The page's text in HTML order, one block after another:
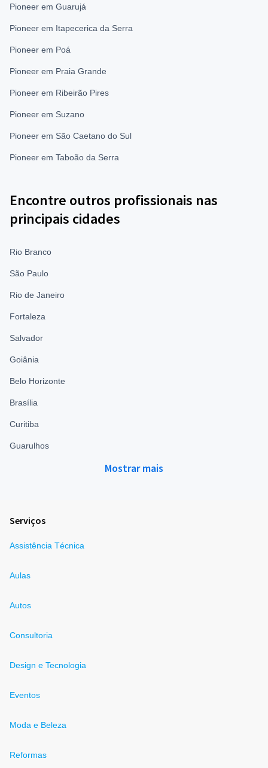
Pioneer em Guarujá
Pioneer em Itapecerica da Serra
Pioneer em Poá
Pioneer em Praia Grande
Pioneer em Ribeirão Pires
Pioneer em Suzano
Pioneer em São Caetano do Sul
Pioneer em Taboão da Serra
Encontre outros profissionais nas
principais cidades
Rio Branco
São Paulo
Rio de Janeiro
Fortaleza
Salvador
Goiânia
Belo Horizonte
Brasília
Curitiba
Guarulhos
Mostrar mais
Serviços
Assistência Técnica
Aulas
Autos
Consultoria
Design e Tecnologia
Eventos
Moda e Beleza
Reformas